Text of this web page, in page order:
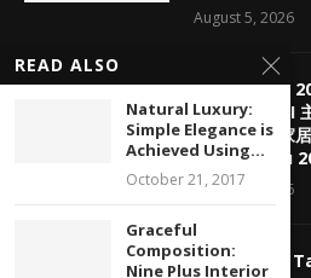
August 5, 2026
【展覽回顧】
煌老錢風、AI
看懂下半年家
Guangzhou
August 5, 2026
deLIGHTed
READ ALSO
Natural Luxury:
Simple Elegance is
Achieved Using...
October 21, 2017
Graceful
Composition:
Nine Plus Interior